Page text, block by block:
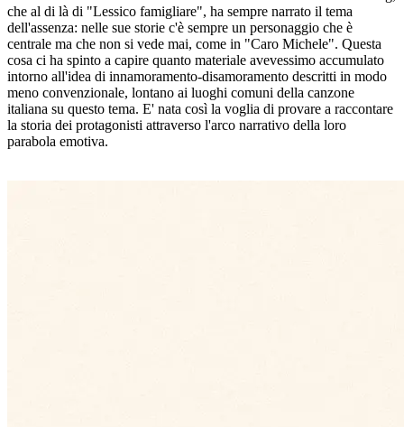
che al di là di "Lessico famigliare", ha sempre narrato il tema
dell'assenza: nelle sue storie c'è sempre un personaggio che è
centrale ma che non si vede mai, come in "Caro Michele". Questa
cosa ci ha spinto a capire quanto materiale avevessimo accumulato
intorno all'idea di innamoramento-disamoramento descritti in modo
meno convenzionale, lontano ai luoghi comuni della canzone
italiana su questo tema. E' nata così la voglia di provare a raccontare
la storia dei protagonisti attraverso l'arco narrativo della loro
parabola emotiva.